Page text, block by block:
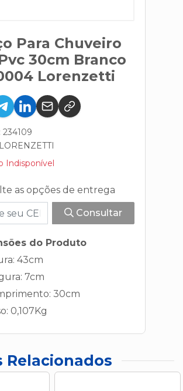
Para Chuveiro
30cm Branco
Lorenzetti
234109
LORENZETTI
Indisponível
as opções de entrega
Consultar
do Produto
43cm
7cm
30cm
0,107Kg
Relacionados